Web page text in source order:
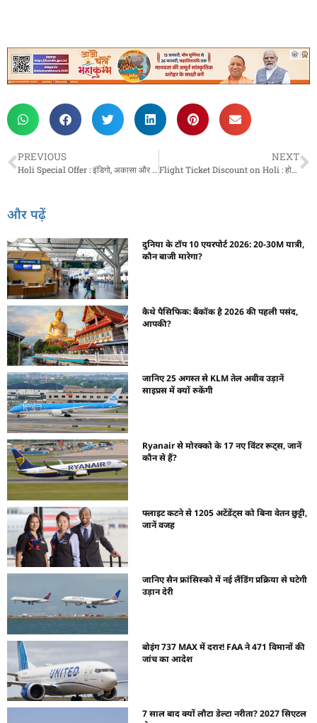
PREVIOUS
Holi Special Offer : इंडिगो, अकासा और स्टार एयर की फ्लाइट टिकट पर भारी छूट, जानें ऑफर डिटेल
NEXT
Flight Ticket Discount on Holi : होली पर ट्रेन टिकट के खर्चे में फ्लाइट से जा पाएंगे घर! ये एयरलाइंस पैसेंजर्स को दे रही हैं धमाकेदार ऑफर
और पढ़ें
दुनिया के टॉप 10 एयरपोर्ट 2026: 20-30M यात्री,
कौन बाजी मारेगा?
कैथे पैसिफिक: बैंकॉक है 2026 की पहली पसंद,
आपकी?
जानिए 25 अगस्त से KLM तेल अवीव उड़ानें
साइप्रस में क्यों रुकेंगी
Ryanair से मोरक्को के 17 नए विंटर रूट्स, जानें
कौन से हैं?
फ्लाइट कटने से 1205 अटेंडेंट्स को बिना वेतन छुट्टी,
जानें वजह
जानिए सैन फ्रांसिस्को में नई लैंडिंग प्रक्रिया से घटेगी
उड़ान देरी
बोइंग 737 MAX में दरार! FAA ने 471 विमानों की
जांच का आदेश
7 साल बाद क्यों लौटा डेल्टा नरीता? 2027 सिएटल